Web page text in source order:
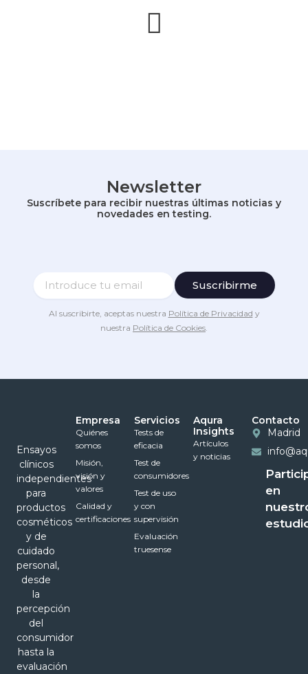
Newsletter
Suscríbete para recibir nuestras últimas noticias y
novedades en testing.
Al suscribirte, aceptas nuestra Política de Privacidad y
nuestra Política de Cookies
Ensayos
clínicos
independientes
para
productos
cosméticos
y de
cuidado
personal,
desde
la
percepción
del
consumidor
hasta la
evaluación
Empresa
Quiénes
somos
Misión,
visión y
valores
Calidad y
certificaciones
Servicios
Tests de
eficacia
Test de
consumidores
Test de uso
y con
supervisión
Evaluación
truesense
Aqura
Insights
Artículos
y noticias
Contacto
Madrid
en